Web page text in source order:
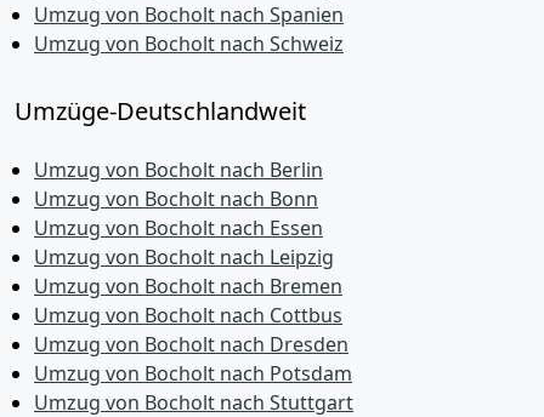
Umzug von Bocholt nach Spanien
Umzug von Bocholt nach Schweiz
Umzüge-Deutschlandweit
Umzug von Bocholt nach Berlin
Umzug von Bocholt nach Bonn
Umzug von Bocholt nach Essen
Umzug von Bocholt nach Leipzig
Umzug von Bocholt nach Bremen
Umzug von Bocholt nach Cottbus
Umzug von Bocholt nach Dresden
Umzug von Bocholt nach Potsdam
Umzug von Bocholt nach Stuttgart